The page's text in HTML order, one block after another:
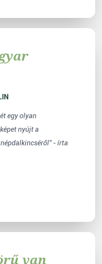
egy olyan
nyújt a
- írta
van